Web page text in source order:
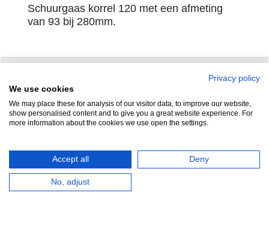
Schuurgaas korrel 120 met een afmeting
van 93 bij 280mm.
Zuidersluisweg 42
8243 RC Lelystad
Tel: +31(0)320
253161
Privacy policy
We use cookies
We may place these for analysis of our visitor data, to improve our website,
show personalised content and to give you a great website experience. For
more information about the cookies we use open the settings.
Accept all Deny
No, adjust